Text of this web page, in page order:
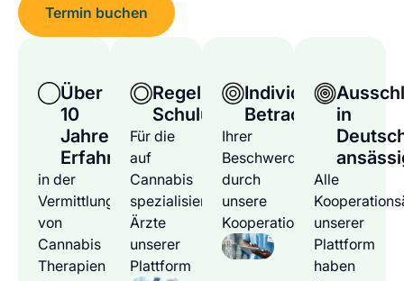
Termin buchen
Über
10
Jahre
Erfahrung
in der
Vermittlung
von
Cannabis
Therapien
Regelmäßige
Schulungen
Für die
auf
Cannabis
spezialisierten
Ärzte
unserer
Plattform
Individuelle
Betrachtung
Ihrer
Beschwerden
durch
unsere
Kooperationsärzte
in
Alle
unserer
Plattform
haben